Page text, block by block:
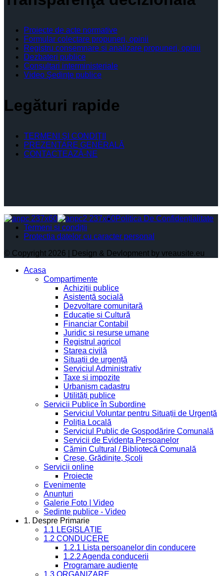
Proiecte de acte normative
Formular colectare propuneri, opinii
Registru consemnare si analizare propuneri, opinii
Dezbateri publice
Consultari interministeriale
Video Şedinţe publice
Legături rapide
TERMENI ŞI CONDIŢII
PREZENTARE GENERALĂ
CONTACTEAZĂ-NE
Politica De Confidențialitate
Termeni și condiții
Protectia datelor cu caracter personal
© Copyright 2026 | Design & Devlopment by vreausite.eu
Acasa
Compartimente
Achiziții publice
Asistență socială
Dezvoltare comunitară
Educație și Cultură
Financiar Contabil
Juridic si resurse umane
Registrul agricol
Starea civilă
Situații de urgență
Serviciul Administrativ
Taxe și impozite
Urbanism cadastru
Utilități publice
Servicii Publice în Subordine
Serviciul Voluntar pentru Situații de Urgență
Poliția Locală
Serviciul Public de Gospodărire Comunală
Servicii de Evidența Persoanelor
Cămin Cultural / Bibliotecă Comunală
Creșe, Grădinițe, Școli
Servicii online
Proiecte
Evenimente
Anunțuri
Galerie Foto | Video
Sedinte publice - Video
1. Despre Primarie
1.1 LEGISLAȚIE
1.2 CONDUCERE
1.2.1 Lista persoanelor din conducere
1.2.2 Agenda conducerii
Programare audiențe
1.3 ORGANIZARE